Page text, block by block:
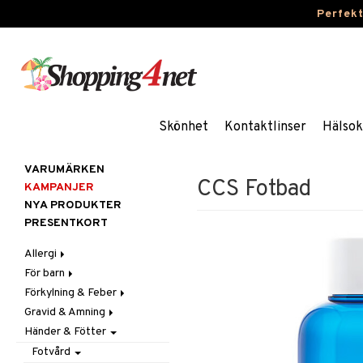
Skönhet Kontaktlinser
CCS Fotbad
VARUMÄRKEN
KAMPANJER
NYA PRODUKTER
PRESENTKORT
Allergi
Nässpray
Ögondroppar
Tabletter
För barn
Blodstoppare
Blöjor
Feber, Förkylning & Värk
Hår
Förkylning & Feber
Feber
Febernedsättande
Barn
Febertermometrar
Halsont & Heshet
Hosta
Gravid & Amning
Bröstpump
Bröstskydd & Inlägg
Händer & Fötter
Fotvård